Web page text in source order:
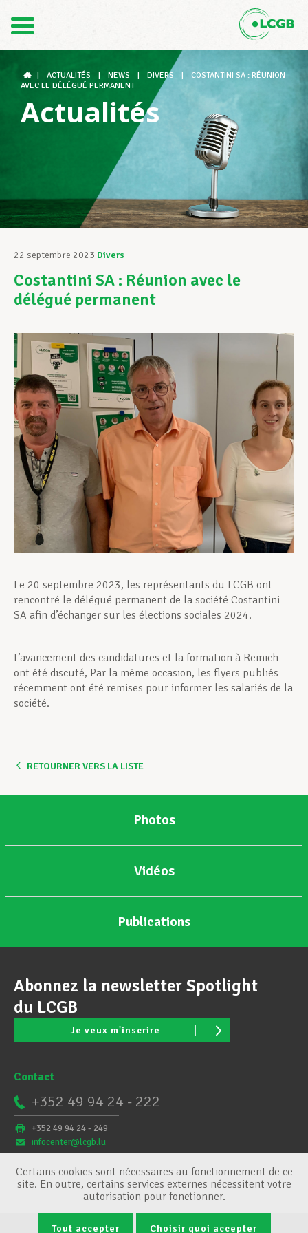
DE
Le LCGB
Structures syndicales
Assistance au Travail
Vos droits
Assistance en vie privée
Développement professionnel
Devenir Membre
Actualités
ACTUALITÉS NEWS DIVERS
COSTANTINI SA : RÉUNION
AVEC LE DÉLÉGUÉ PERMANENT
Actualités
22 septembre 2023 Divers
Costantini SA : Réunion avec le
délégué permanent
Le 20 septembre 2023, les représentants du LCGB ont
rencontré le délégué permanent de la société Costantini
SA afin d’échanger sur les élections sociales 2024.
L’avancement des candidatures et la formation à Remich
ont été discuté, Par la même occasion, les flyers publiés
récemment ont été remises pour informer les salariés de la
société.
RETOURNER VERS LA LISTE
Photos
Vidéos
Publications
Abonnez la newsletter Spotlight
du LCGB
Je veux m'inscrire
Contact
+352 49 94 24 - 222
+352 49 94 24 - 249
infocenter@lcgb.lu
Certains cookies sont nécessaires au fonctionnement de ce
site. En outre, certains services externes nécessitent votre
autorisation pour fonctionner.
Tout accepter Choisir quoi accepter